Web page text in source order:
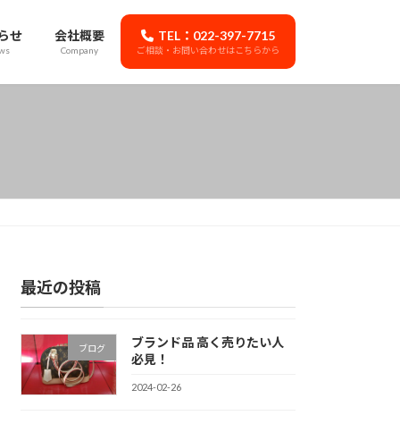
せ 会社概要
Company
TEL：022-397-7715
ご相談・お問い合わせはこちらから
最近の投稿
ブログ
ブランド品 高く売りたい人
必見！
2024-02-26